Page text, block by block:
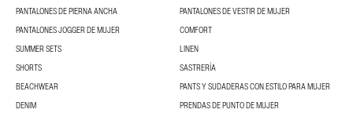
PANTALONES DE PIERNA ANCHA
PANTALONES DE VESTIR DE MUJER
PANTALONES JOGGER DE MUJER
COMFORT
SUMMER SETS
LINEN
SHORTS
SASTRERÍA
BEACHWEAR
PANTS Y SUDADERAS CON ESTILO PARA MUJER
DENIM
PRENDAS DE PUNTO DE MUJER